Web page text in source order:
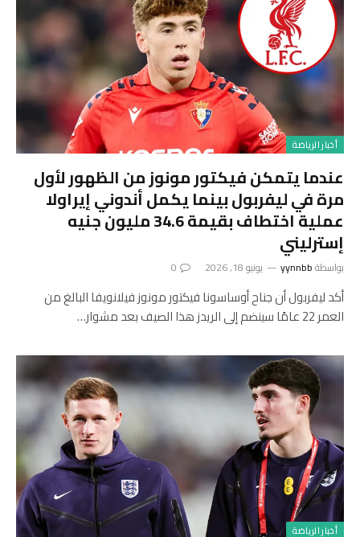
أخبار الرياضة
عندما يتمكن فيكتور مونوز من الظهور لأول
مرة في ليفربول بينما يكمل أندوني إيراولا
عملية اختطاف بقيمة 34.6 مليون جنيه
إسترليني
بواسطةyynnbb يونيو 18, 2026 0
أكد ليفربول أن جناح أوساسونا فيكتور مونوز فيلانويفا البالغ من
العمر 22 عامًا سينضم إلى الريدز هذا الصيف بعد مشوار…
أخبار الرياضة